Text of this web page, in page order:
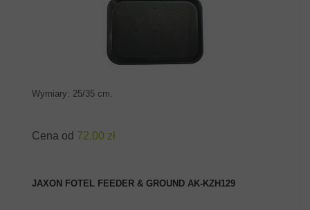
Wymiary: 25/35 cm.
Cena od 72.00 zł
JAXON FOTEL FEEDER & GROUND AK-KZH129